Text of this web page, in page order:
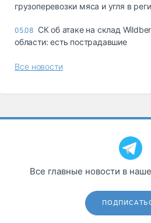
грузоперевозки мяса и угля в
05.08 СК об атаке на склад
области: есть пострадавшие
Все новости
Все главные новости в